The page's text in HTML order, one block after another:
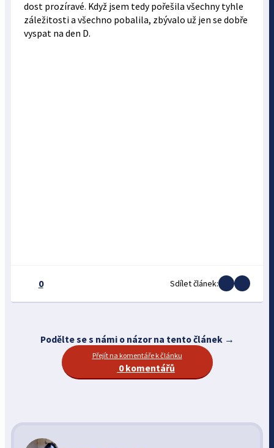
dost prozíravé. Když jsem tedy pořešila všechny tyhle
záležitosti a všechno pobalila, zbývalo už jen se dobře
vyspat na den D.
0 Sdílet článek:
Podělte se s námi o názor na tento článek →
Přejít na komentáře k článku
0 komentářů